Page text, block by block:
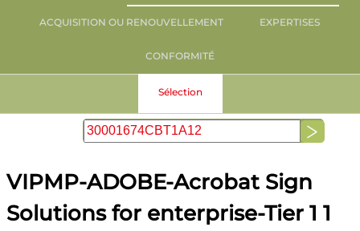
ACQUISITION OU RENOUVELLEMENT EXPERTISES
CONFORMITÉ
Sélection
VIPMP-ADOBE-Acrobat Sign
Solutions for enterprise-Tier 1 1